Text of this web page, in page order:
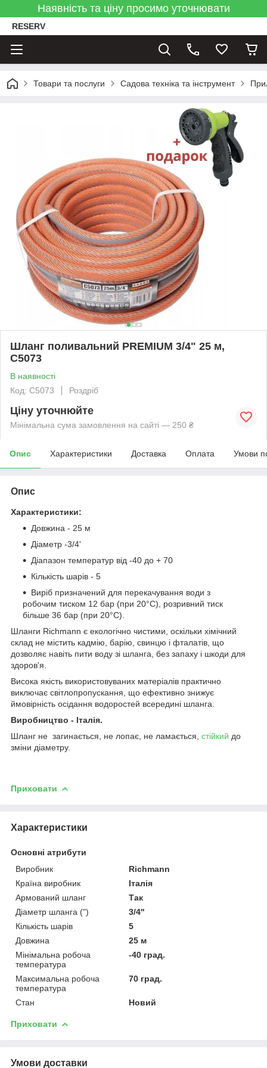
Наявність та ціну просимо уточнювати
RESERV
Товари та послуги Садова техніка та інструмент
Шланг поливальний PREMIUM 3/4" 25 м,
C5073
В наявності
Код: C5073
Роздріб
Ціну уточнюйте
Мінімальна сума замовлення на сайті — 250 ₴
Опис Характеристики Доставка Оплата Умови
Опис
Характеристики:
Довжина - 25 м
Діаметр -3/4'
Діапазон температур від -40 до + 70
Кількість шарів - 5
Виріб призначений для перекачування води з
робочим тиском 12 бар (при 20°C), розривний тиск
більше 36 бар (при 20°C).
Шланги Richmann є екологічно чистими, оскільки хімічний
склад не містить кадмію, барію, свинцю і фталатів, що
дозволяє навіть пити воду зі шланга, без запаху і шкоди для
здоров'я.
Висока якість використовуваних матеріалів практично
виключає світлопропускання, що ефективно знижує
ймовірність осідання водоростей всередині шланга.
Виробництво - Італія.
Шланг не загинається, не лопає, не ламається, стійкий до
зміни діаметру.
Приховати
Характеристики
Основні атрибути
Виробник
Richmann
Країна виробник
Італія
Армований шланг
Так
Діаметр шланга (")
3/4"
Кількість шарів
5
Довжина
25 м
Мінімальна робоча
температура
-40 град.
Максимальна робоча
температура
70 град.
Стан Новий
Приховати
Умови доставки